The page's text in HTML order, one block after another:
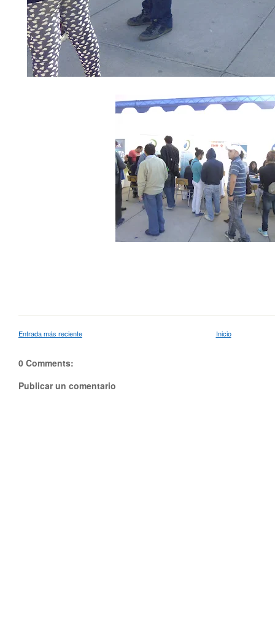
Entrada más reciente Inicio
0 Comments:
Publicar un comentario